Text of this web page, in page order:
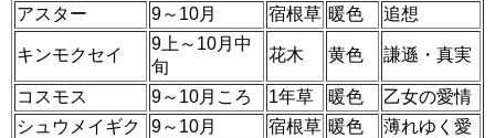
アスター 9～10月 宿根草 暖色 追想
キンモクセイ
9上～10月中
旬
花木 黄色 謙遜・真実
コスモス 9～10月ころ 1年草 暖色
乙女の愛情
シュウメイギク
9～10月 宿根草 暖色 薄れゆく愛